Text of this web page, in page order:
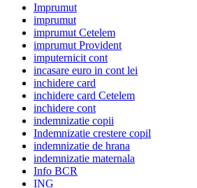
Imprumut
imprumut
imprumut Cetelem
imprumut Provident
imputernicit cont
incasare euro in cont lei
inchidere card
inchidere card Cetelem
inchidere cont
indemnizatie copii
Indemnizatie crestere copil
indemnizatie de hrana
indemnizatie maternala
Info BCR
ING